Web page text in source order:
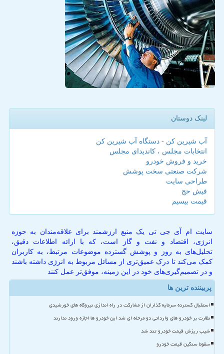
لینک دوستان
آب شیرین کن - دستگاه آب شیرین کن
انتخابات مجلس ، کاندیدای مجلس
خرید و فروش خودرو
شرکت صنعتی سخت پوشش
طراحی سایت
فیش حج
قیمت بیسیم
سایت ام آی جی تی یک منبع ارزشمند برای علاقه‌مندان به حوزه
انرژی، اقتصاد و نفت و گاز است، که با ارائه اطلاعات دقیق،
تحلیل‌های به روز و پوشش گسترده موضوعات مرتبط، به کاربران
کمک می‌کند تا درک عمیق‌تری از مسائل مربوط به انرژی داشته باشند
و در تصمیم‌گیری‌های خود در این زمینه، موفق‌تر عمل کنند
پربیننده ترین ها
استقبال گسترده سرمایه گذاران از مشارکت در راه اندازی نیروگاه های خورشیدی
نظارت بر خودرو های وارداتی دو مرحله ای شد این خودرو ها اجازه ورود ندارند
شیب ریزش قیمت خودرو تند شد
سقوط سنگین قیمت خودرو